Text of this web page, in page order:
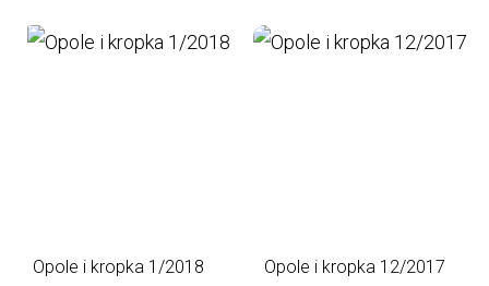
Opole i kropka 1/2018 Opole i kropka 12/2017